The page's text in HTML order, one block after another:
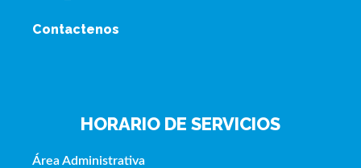
Contactenos
HORARIO DE SERVICIOS
Área Administrativa